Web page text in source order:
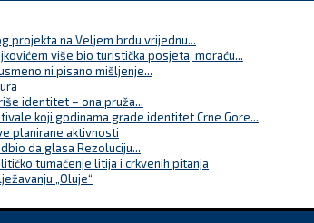
projekta na Veljem brdu vrijednu...
više bio turistička posjeta, moraću...
ni pisano mišljenje...
identitet – ona pruža...
koji godinama grade identitet Crne Gore...
planirane aktivnosti
da glasa Rezoluciju...
tumačenje litija i crkvenih pitanja
„Oluje“